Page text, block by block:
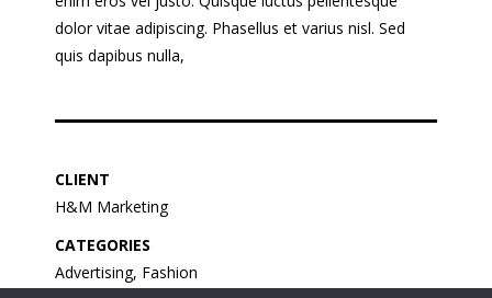
dolor vitae adipiscing. Phasellus et varius nisl. Sed
quis dapibus nulla,
CLIENT
H&M Marketing
CATEGORIES
Advertising, Fashion